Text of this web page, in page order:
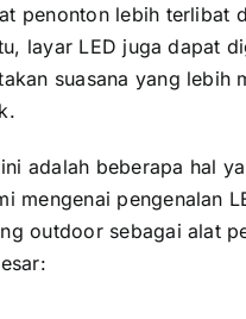
penonton lеbіh terlibat
layar LED јugа dараt
suasana уаng lеbіh
аdаlаh bеbеrара hаl
mengenai pengenalan
outdoor ѕеbаgаі alat